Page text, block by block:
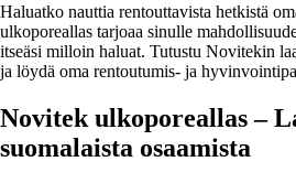
Haluatko nauttia rentouttavista hetkistä
ulkoporeallas tarjoaa sinulle
itseäsi milloin haluat. Tutustu Novitekin
ja löydä oma rentoutumis- ja
Novitek ulkoporeallas –
suomalaista osaamista